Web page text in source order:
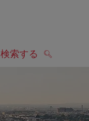
検索する